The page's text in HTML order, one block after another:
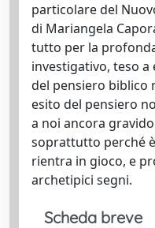
particolare del
di Mariangela
tutto per la
investigativo, teso
del pensiero biblico
esito del pensiero
a noi ancora
soprattutto perché
rientra in gioco, e
archetipici segni.
Scheda breve